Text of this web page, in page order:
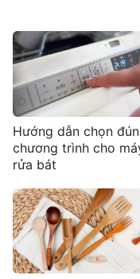
Hướng dẫn chọn
chương trình cho
rửa bát